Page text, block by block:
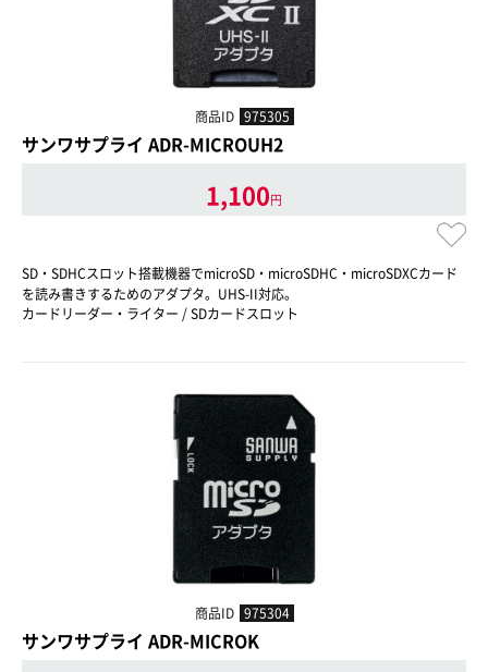
商品ID 975305
サンワサプライ ADR-MICROUH2
1,100円
SD・SDHCスロット搭載機器でmicroSD・microSDHC・microSDXCカード
を読み書きするためのアダプタ。UHS-II対応。
カードリーダー・ライター / SDカードスロット
商品ID 975304
サンワサプライ ADR-MICROK